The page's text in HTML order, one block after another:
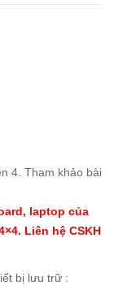
4. Tham khảo bài
laptop của
Liên hệ CSKH
bị lưu trữ :